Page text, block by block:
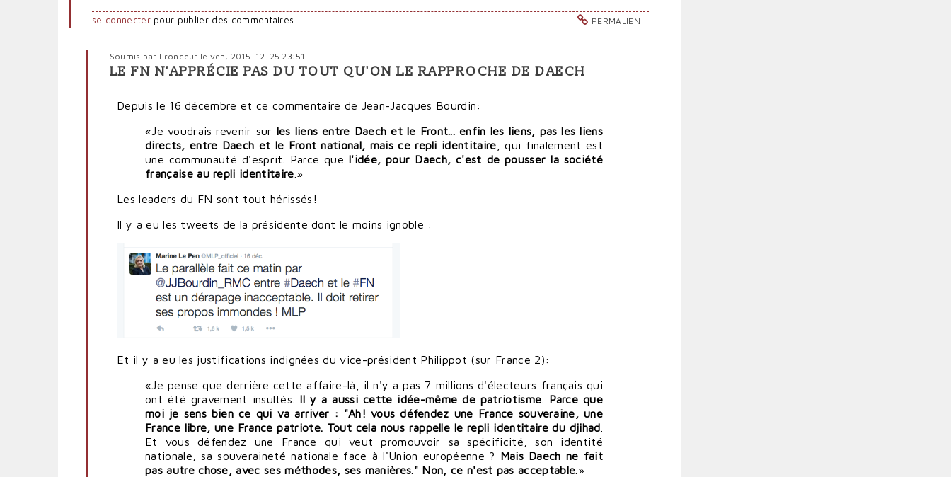
PERMALIEN
se connecterpour publier des commentaires
Soumis par Frondeur le ven, 2015-12-25 23:51
En
République
débande
frontiste
par
LE FN N'APPRÉCIE PAS DU TOUT QU'ON LE RAPPROCHE DE DAECH
Depuis le 16 décembre et ce commentaire de Jean-Jacques Bourdin:
«Je voudrais revenir sur les liens entre Daech et le Front... enfin les liens, pas les liens
directs, entre Daech et le Front national, mais ce repli identitaire , qui finalement est
une communauté d'esprit. Parce quel'idée, pour Daech, c'est de pousser la société
française au repli identitaire .»
Les leaders du FN sont tout hérissés!
Il y a eu les tweets de la présidente dont le moins ignoble :
Et il y a eu les justifications indignées du vice-président Philippot (sur France 2):
«Je pense que derrière cette affaire-là, il n'y a pas 7 millions d'électeurs français qui
ont été gravement insultés.
Il y a aussi cette idée-même de patriotisme
Parce que
moi je sens bien ce qui va arriver : "Ah! vous défendez une France souveraine, une
France libre, une France patriote. Tout cela nous rappelle le repli identitaire du djihad
Et vous défendez une France qui veut promouvoir sa spécificité, son identité
nationale, sa souveraineté nationale face à l'Union européenne ? Mais Daech ne fait
pas autre chose, avec ses méthodes, ses manières." Non, ce n'est pas acceptable .»